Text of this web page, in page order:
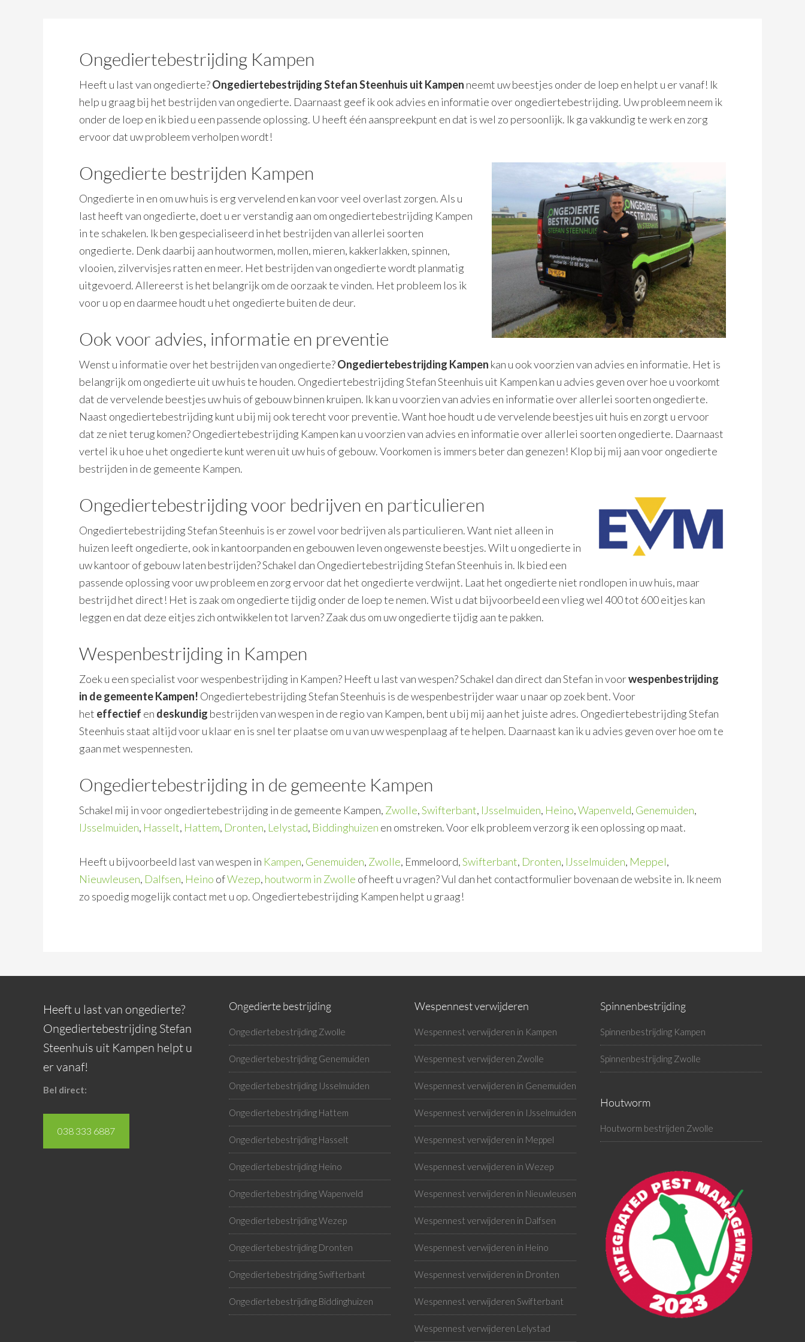
Ongediertebestrijding Kampen
Heeft u last van ongedierte?Ongediertebestrijding Stefan Steenhuis uit Kampen neemt uw beestjes onder de loep en helpt u er vanaf! Ik
help u graag bij het bestrijden van ongedierte. Daarnaast geef ik ook advies en informatie over ongediertebestrijding. Uw probleem neem ik
onder de loep en ik bied u een passende oplossing. U heeft één aanspreekpunt en dat is wel zo persoonlijk. Ik ga vakkundig te werk en zorg
ervoor dat uw probleem verholpen wordt!
Ongedierte bestrijden Kampen
Ongedierte in en om uw huis is erg vervelend en kan voor veel overlast zorgen. Als u
last heeft van ongedierte, doet u er verstandig aan om ongediertebestrijding Kampen
in te schakelen. Ik ben gespecialiseerd in het bestrijden van allerlei soorten
ongedierte. Denk daarbij aan houtwormen, mollen, mieren, kakkerlakken, spinnen,
vlooien, zilvervisjes ratten en meer. Het bestrijden van ongedierte wordt planmatig
uitgevoerd. Allereerst is het belangrijk om de oorzaak te vinden. Het probleem los ik
voor u op en daarmee houdt u het ongedierte buiten de deur.
Ook voor advies, informatie en preventie
Wenst u informatie over het bestrijden van ongedierte?Ongediertebestrijding Kampen kan u ook voorzien van advies en informatie. Het is
belangrijk om ongedierte uit uw huis te houden. Ongediertebestrijding Stefan Steenhuis uit Kampen kan u advies geven over hoe u voorkomt
dat de vervelende beestjes uw huis of gebouw binnen kruipen. Ik kan u voorzien van advies en informatie over allerlei soorten ongedierte.
Naast ongediertebestrijding kunt u bij mij ook terecht voor preventie. Want hoe houdt u de vervelende beestjes uit huis en zorgt u ervoor
dat ze niet terug komen? Ongediertebestrijding Kampen kan u voorzien van advies en informatie over allerlei soorten ongedierte. Daarnaast
vertel ik u hoe u het ongedierte kunt weren uit uw huis of gebouw. Voorkomen is immers beter dan genezen! Klop bij mij aan voor ongedierte
bestrijden in de gemeente Kampen.
Ongediertebestrijding voor bedrijven en particulieren
Ongediertebestrijding Stefan Steenhuis is er zowel voor bedrijven als particulieren. Want niet alleen in
huizen leeft ongedierte, ook in kantoorpanden en gebouwen leven ongewenste beestjes. Wilt u ongedierte in
uw kantoor of gebouw laten bestrijden? Schakel dan Ongediertebestrijding Stefan Steenhuis in. Ik bied een
passende oplossing voor uw probleem en zorg ervoor dat het ongedierte verdwijnt. Laat het ongedierte niet rondlopen in uw huis, maar
bestrijd het direct! Het is zaak om ongedierte tijdig onder de loep te nemen. Wist u dat bijvoorbeeld een vlieg wel 400 tot 600 eitjes kan
leggen en dat deze eitjes zich ontwikkelen tot larven? Zaak dus om uw ongedierte tijdig aan te pakken.
Wespenbestrijding in Kampen
Zoek u een specialist voor wespenbestrijding in Kampen? Heeft u last van wespen? Schakel dan direct dan Stefan in voorwespenbestrijding
in de gemeente Kampen! Ongediertebestrijding Stefan Steenhuis is de wespenbestrijder waar u naar op zoek bent. Voor
het effectief en deskundig bestrijden van wespen in de regio van Kampen, bent u bij mij aan het juiste adres. Ongediertebestrijding Stefan
Steenhuis staat altijd voor u klaar en is snel ter plaatse om u van uw wespenplaag af te helpen. Daarnaast kan ik u advies geven over hoe om te
gaan met wespennesten.
Ongediertebestrijding in de gemeente Kampen
Schakel mij in voor ongediertebestrijding in de gemeente Kampen, Zwolle,Swifterbant, IJsselmuiden, Heino,Wapenveld, Genemuiden,
IJsselmuiden, Hasselt, Hattem, Dronten, Lelystad, Biddinghuizen en omstreken. Voor elk probleem verzorg ik een oplossing op maat.
Heeft u bijvoorbeeld last van wespen in Kampen, Genemuiden, Zwolle, Emmeloord,Swifterbant, Dronten, IJsselmuiden, Meppel,
Nieuwleusen, Dalfsen, Heino ofWezep, houtworm in Zwolle of heeft u vragen? Vul dan het contactformulier bovenaan de website in. Ik neem
zo spoedig mogelijk contact met u op. Ongediertebestrijding Kampen helpt u graag!
Heeft u last van ongedierte?
Ongediertebestrijding Stefan
Steenhuis uit Kampen helpt u
er vanaf!
Bel direct:
038 333 6887
Ongedierte bestrijding
Ongediertebestrijding Zwolle
Ongediertebestrijding Genemuiden
Ongediertebestrijding IJsselmuiden
Ongediertebestrijding Hattem
Ongediertebestrijding Hasselt
Ongediertebestrijding Heino
Ongediertebestrijding Wapenveld
Ongediertebestrijding Wezep
Ongediertebestrijding Dronten
Ongediertebestrijding Swifterbant
Ongediertebestrijding Biddinghuizen
Wespennest verwijderen
Wespennest verwijderen in Kampen
Wespennest verwijderen Zwolle
Wespennest verwijderen in Genemuiden
Wespennest verwijderen in IJsselmuiden
Wespennest verwijderen in Meppel
Wespennest verwijderen in Wezep
Wespennest verwijderen in Nieuwleusen
Wespennest verwijderen in Dalfsen
Wespennest verwijderen in Heino
Wespennest verwijderen in Dronten
Wespennest verwijderen Swifterbant
Wespennest verwijderen Lelystad
Spinnenbestrijding
Spinnenbestrijding Kampen
Spinnenbestrijding Zwolle
Houtworm
Houtworm bestrijden Zwolle